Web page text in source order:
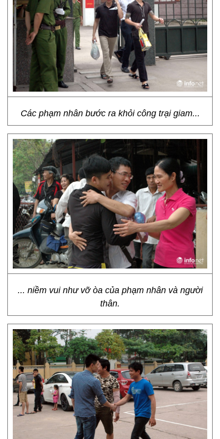
Các phạm nhân bước ra khỏi công trại giam...
... niềm vui như vỡ òa của phạm nhân và người
thân.